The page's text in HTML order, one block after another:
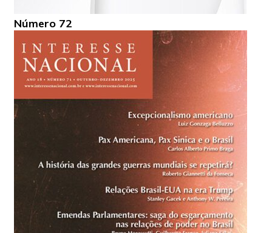
Número 72